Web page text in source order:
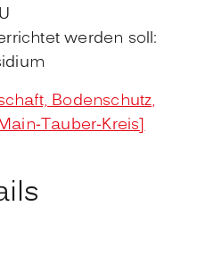
werden soll:
Bodenschutz,
Tauber-Kreis]